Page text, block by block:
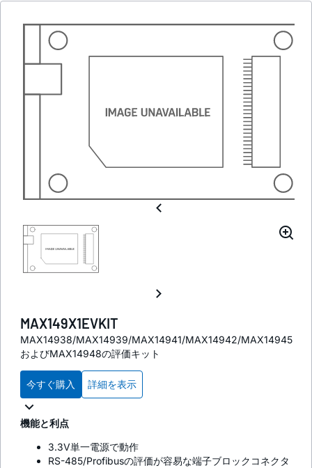
MAX149X1EVKIT
MAX14938/MAX14939/MAX14941/MAX14942/MAX14945
およびMAX14948の評価キット
今すぐ購入 詳細を表示
機能と利点
3.3V単一電源で動作
RS-485/Profibusの評価が容易な端子ブロックコネクタ